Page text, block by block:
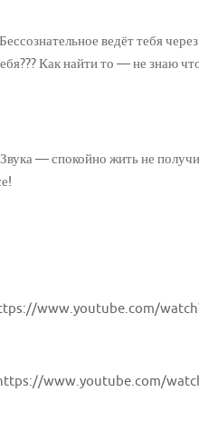
ведёт тебя
Как найти то — не знаю
— спокойно жить не
www.youtube.com/
www.youtube.com/